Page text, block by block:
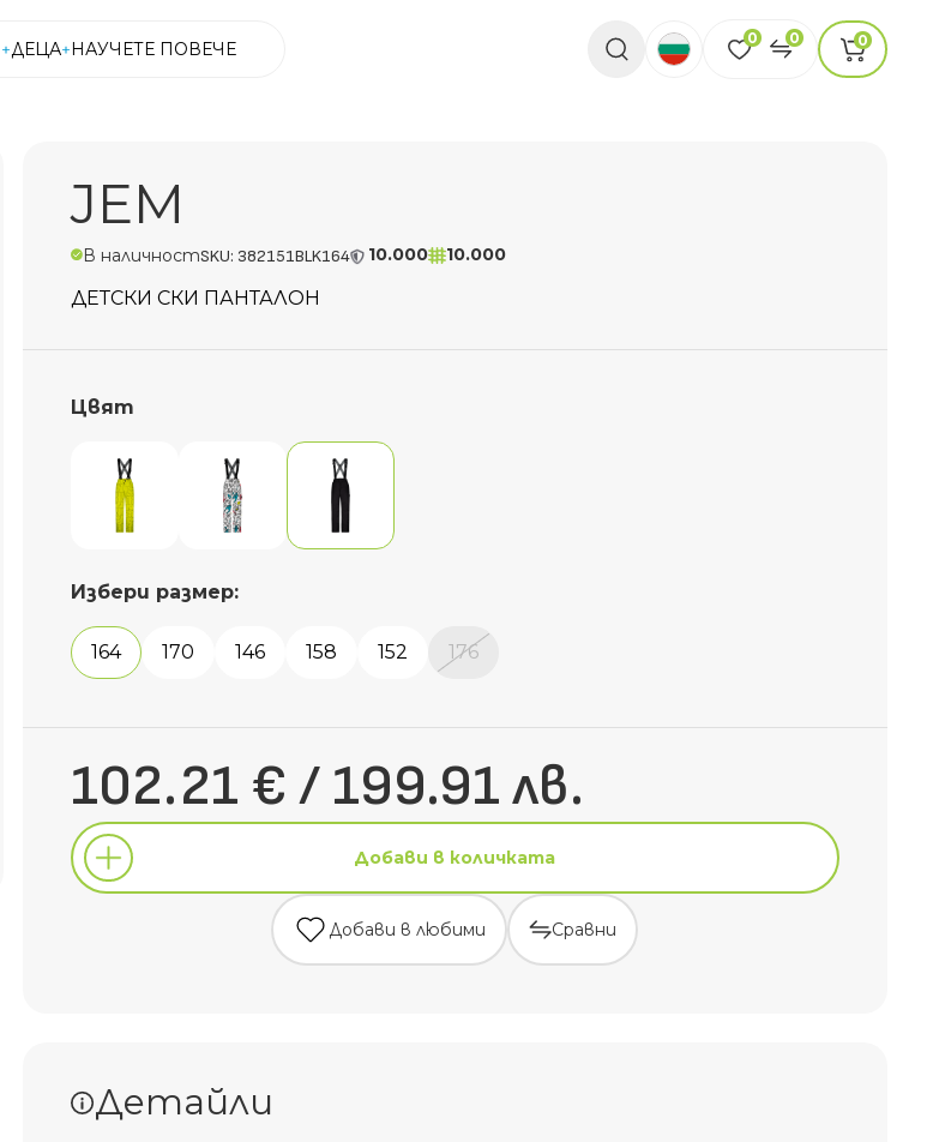
ДЕЦА НАУЧЕТЕ ПОВЕЧЕ
0 0 0
JEM
В наличностSKU: 382151BLK164 10.000 10.000
ДЕТСКИ СКИ ПАНТАЛОН
Цвят
Избери размер:
164 170 146 158 152 176
102.21 € / 199.91 лв.
Добави в количката
Добави в любими Сравни
Детайли